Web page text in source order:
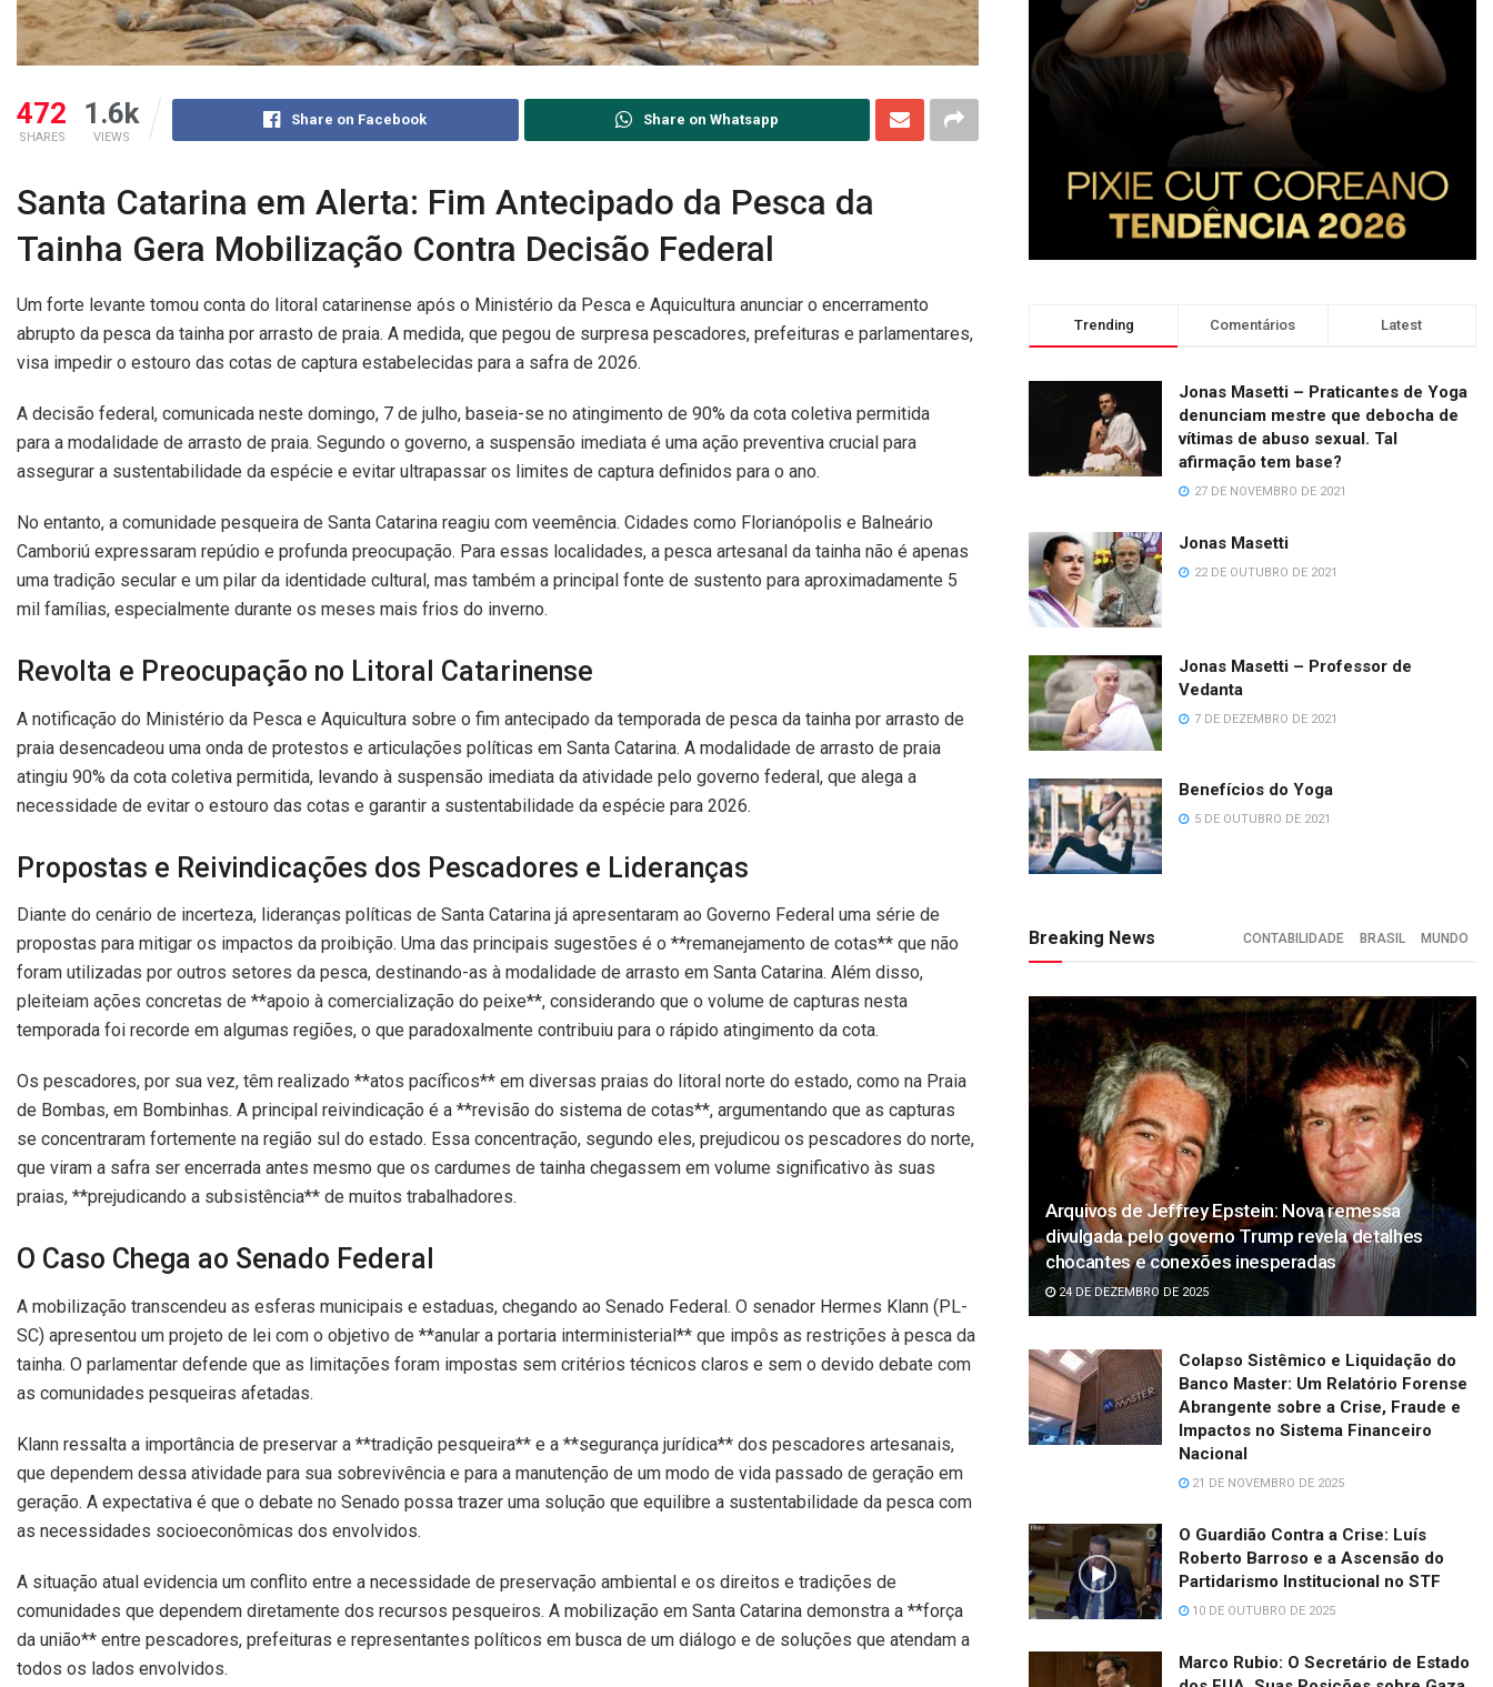
472
SHARES
1.6k
VIEWS
Share on Facebook Share on Whatsapp
Santa Catarina em Alerta: Fim Antecipado da Pesca da
Tainha Gera Mobilização Contra Decisão Federal
Um forte levante tomou conta do litoral catarinense após o Ministério da Pesca e Aquicultura anunciar o encerramento
abrupto da pesca da tainha por arrasto de praia. A medida, que pegou de surpresa pescadores, prefeituras e parlamentares,
visa impedir o estouro das cotas de captura estabelecidas para a safra de 2026.
A decisão federal, comunicada neste domingo, 7 de julho, baseia-se no atingimento de 90% da cota coletiva permitida
para a modalidade de arrasto de praia. Segundo o governo, a suspensão imediata é uma ação preventiva crucial para
assegurar a sustentabilidade da espécie e evitar ultrapassar os limites de captura definidos para o ano.
No entanto, a comunidade pesqueira de Santa Catarina reagiu com veemência. Cidades como Florianópolis e Balneário
Camboriú expressaram repúdio e profunda preocupação. Para essas localidades, a pesca artesanal da tainha não é apenas
uma tradição secular e um pilar da identidade cultural, mas também a principal fonte de sustento para aproximadamente 5
mil famílias, especialmente durante os meses mais frios do inverno.
Revolta e Preocupação no Litoral Catarinense
A notificação do Ministério da Pesca e Aquicultura sobre o fim antecipado da temporada de pesca da tainha por arrasto de
praia desencadeou uma onda de protestos e articulações políticas em Santa Catarina. A modalidade de arrasto de praia
atingiu 90% da cota coletiva permitida, levando à suspensão imediata da atividade pelo governo federal, que alega a
necessidade de evitar o estouro das cotas e garantir a sustentabilidade da espécie para 2026.
Propostas e Reivindicações dos Pescadores e Lideranças
Diante do cenário de incerteza, lideranças políticas de Santa Catarina já apresentaram ao Governo Federal uma série de
propostas para mitigar os impactos da proibição. Uma das principais sugestões é o **remanejamento de cotas** que não
foram utilizadas por outros setores da pesca, destinando-as à modalidade de arrasto em Santa Catarina. Além disso,
pleiteiam ações concretas de **apoio à comercialização do peixe**, considerando que o volume de capturas nesta
temporada foi recorde em algumas regiões, o que paradoxalmente contribuiu para o rápido atingimento da cota.
Os pescadores, por sua vez, têm realizado **atos pacíficos** em diversas praias do litoral norte do estado, como na Praia
de Bombas, em Bombinhas. A principal reivindicação é a **revisão do sistema de cotas**, argumentando que as capturas
se concentraram fortemente na região sul do estado. Essa concentração, segundo eles, prejudicou os pescadores do norte,
que viram a safra ser encerrada antes mesmo que os cardumes de tainha chegassem em volume significativo às suas
praias, **prejudicando a subsistência** de muitos trabalhadores.
O Caso Chega ao Senado Federal
A mobilização transcendeu as esferas municipais e estaduas, chegando ao Senado Federal. O senador Hermes Klann (PL-
SC) apresentou um projeto de lei com o objetivo de **anular a portaria interministerial** que impôs as restrições à pesca da
tainha. O parlamentar defende que as limitações foram impostas sem critérios técnicos claros e sem o devido debate com
as comunidades pesqueiras afetadas.
Klann ressalta a importância de preservar a **tradição pesqueira** e a **segurança jurídica** dos pescadores artesanais,
que dependem dessa atividade para sua sobrevivência e para a manutenção de um modo de vida passado de geração em
geração. A expectativa é que o debate no Senado possa trazer uma solução que equilibre a sustentabilidade da pesca com
as necessidades socioeconômicas dos envolvidos.
A situação atual evidencia um conflito entre a necessidade de preservação ambiental e os direitos e tradições de
comunidades que dependem diretamente dos recursos pesqueiros. A mobilização em Santa Catarina demonstra a **força
da união** entre pescadores, prefeituras e representantes políticos em busca de um diálogo e de soluções que atendam a
todos os lados envolvidos.
Trending Comentários Latest
Jonas Masetti – Praticantes de Yoga
denunciam mestre que debocha de
vítimas de abuso sexual. Tal
afirmação tem base?
27 DE NOVEMBRO DE 2021
Jonas Masetti
22 DE OUTUBRO DE 2021
Jonas Masetti – Professor de
Vedanta
7 DE DEZEMBRO DE 2021
Benefícios do Yoga
5 DE OUTUBRO DE 2021
Breaking News CONTABILIDADE BRASIL MUNDO
Arquivos de Jeffrey Epstein: Nova remessa
divulgada pelo governo Trump revela detalhes
chocantes e conexões inesperadas
24 DE DEZEMBRO DE 2025
Colapso Sistêmico e Liquidação do
Banco Master: Um Relatório Forense
Abrangente sobre a Crise, Fraude e
Impactos no Sistema Financeiro
Nacional
21 DE NOVEMBRO DE 2025
O Guardião Contra a Crise: Luís
Roberto Barroso e a Ascensão do
Partidarismo Institucional no STF
10 DE OUTUBRO DE 2025
Marco Rubio: O Secretário de Estado